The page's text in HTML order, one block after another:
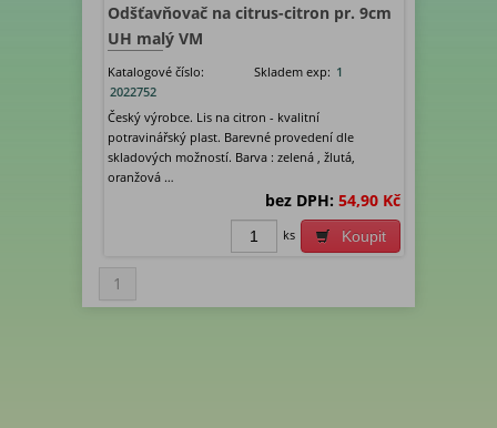
Odšťavňovač na citrus-citron pr. 9cm
UH malý VM
Katalogové číslo:
2022752
Skladem exp: 1
Český výrobce. Lis na citron - kvalitní
potravinářský plast. Barevné provedení dle
skladových možností. Barva : zelená , žlutá,
oranžová …
bez DPH: 54,90 Kč
Koupit
ks
1